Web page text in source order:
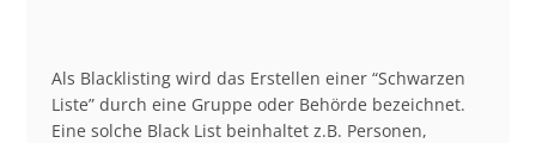
Als Blacklisting wird das Erstellen einer “Schwarzen
Liste” durch eine Gruppe oder Behörde bezeichnet.
Eine solche Black List beinhaltet z.B. Personen,